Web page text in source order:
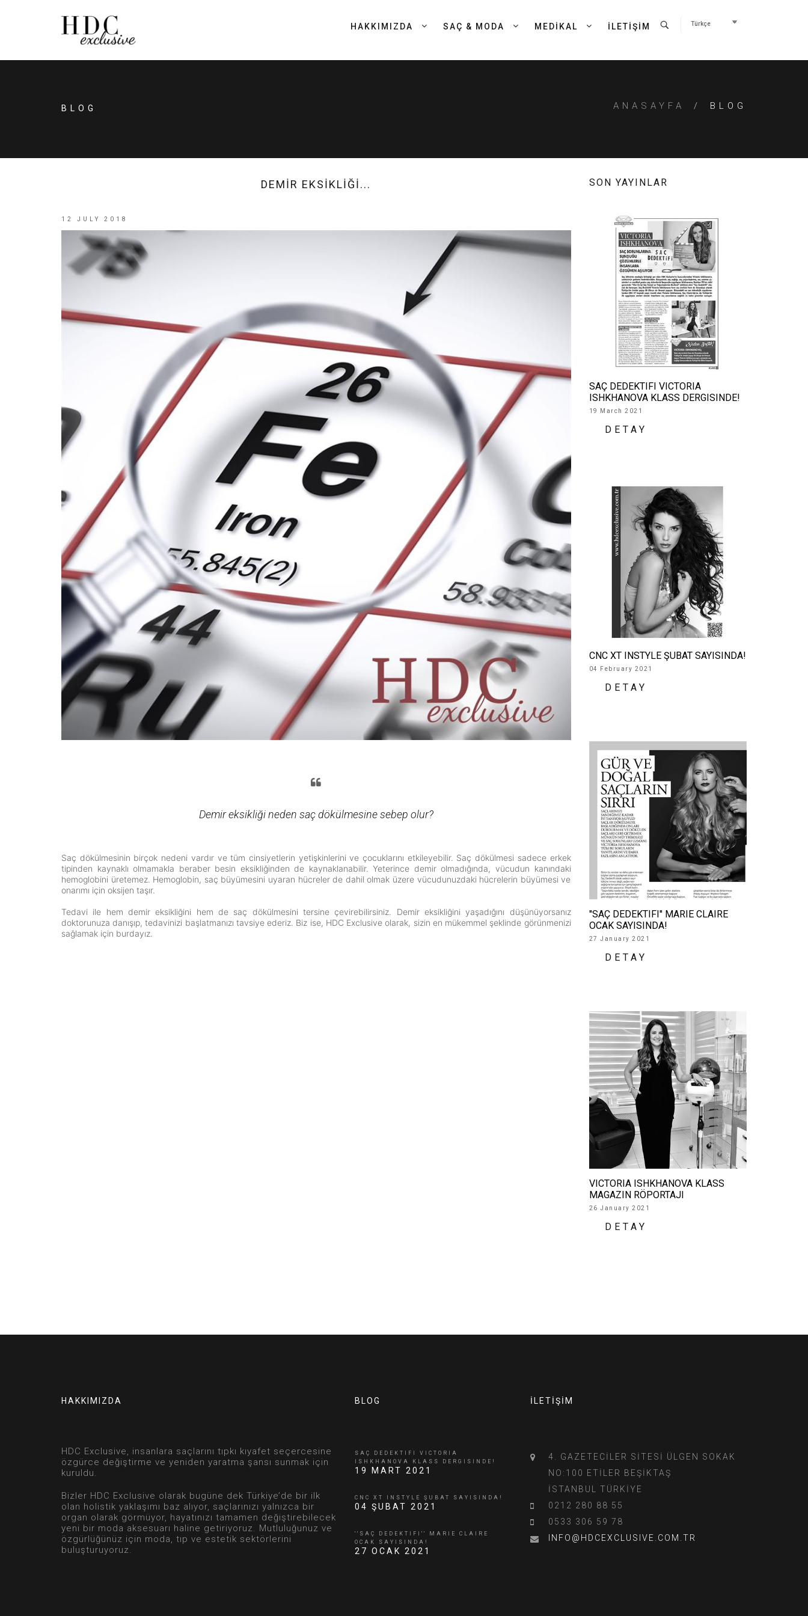
HAKKIMIZDA SAÇ & MODA MEDİKAL İLETİŞİM
BLOG ANASAYFA BLOG
DEMİR EKSİKLİĞİ...
12 JULY 2018
Demir eksikliği neden saç dökülmesine sebep olur?
Saç dökülmesinin birçok nedeni vardır ve tüm cinsiyetlerin yetişkinlerini ve çocuklarını etkileyebilir. Saç dökülmesi sadece erkek
tipinden kaynaklı olmamakla beraber besin eksikliğinden de kaynaklanabilir. Yeterince demir olmadığında, vücudun kanındaki
hemoglobini üretemez. Hemoglobin, saç büyümesini uyaran hücreler de dahil olmak üzere vücudunuzdaki hücrelerin büyümesi ve
onarımı için oksijen taşır.
Tedavi ile hem demir eksikliğini hem de saç dökülmesini tersine çevirebilirsiniz. Demir eksikliğini yaşadığını düşünüyorsanız
doktorunuza danışıp, tedavinizi başlatmanızı tavsiye ederiz. Biz ise, HDC Exclusive olarak, sizin en mükemmel şeklinde görünmenizi
sağlamak için burdayız.
SON YAYINLAR
SAÇ DEDEKTIFI VICTORIA
ISHKHANOVA KLASS DERGISINDE!
19 March 2021
DETAY
CNC XT INSTYLE ŞUBAT SAYISINDA!
04 February 2021
DETAY
''SAÇ DEDEKTIFI'' MARIE CLAIRE
OCAK SAYISINDA!
27 January 2021
DETAY
VICTORIA ISHKHANOVA KLASS
MAGAZIN RÖPORTAJI
26 January 2021
DETAY
HAKKIMIZDA
HDC Exclusive, insanlara saçlarını tıpkı kıyafet seçercesine
özgürce değiştirme ve yeniden yaratma şansı sunmak için
kuruldu.
Bizler HDC Exclusive olarak bugüne dek Türkiye’de bir ilk
olan holistik yaklaşımı baz alıyor, saçlarınızı yalnızca bir
organ olarak görmüyor, hayatınızı tamamen değiştirebilecek
yeni bir moda aksesuarı haline getiriyoruz. Mutluluğunuz ve
özgürlüğünüz için moda, tıp ve estetik sektörlerini
buluşturuyoruz.
BLOG
SAÇ DEDEKTIFI VICTORIA
ISHKHANOVA KLASS DERGISINDE!
19 MART 2021
CNC XT INSTYLE ŞUBAT SAYISINDA!
04 ŞUBAT 2021
''SAÇ DEDEKTIFI'' MARIE CLAIRE
OCAK SAYISINDA!
27 OCAK 2021
İLETİŞİM
4. GAZETECİLER SİTESİ ÜLGEN SOKAK
NO:100 ETİLER BEŞİKTAŞ
İSTANBUL TÜRKİYE
0212 280 88 55
0533 306 59 78
INFO@HDCEXCLUSIVE.COM.TR